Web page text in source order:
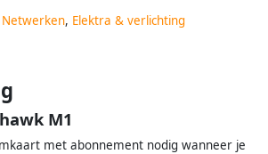
Netwerken, Elektra & verlichting
M1
met abonnement nodig wanneer je